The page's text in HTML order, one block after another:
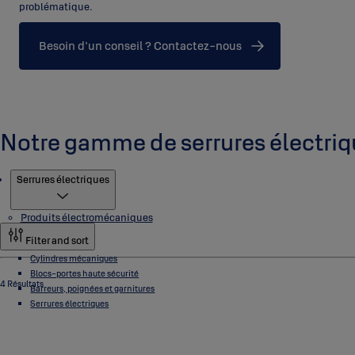
problématique.
Besoin d'un conseil ? Contactez-nous
Notre gamme de serrures
Serrures électriques
Produits électromécaniques
Cylindres mécaniques
Blocs-portes haute sécurité
Barreurs, poignées et garnitures
Serrures électriques
Filter and sort
4 Résultats